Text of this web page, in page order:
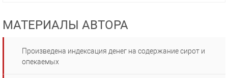
МАТЕРИАЛЫ АВТОРА
Произведена индексация денег на содержание сирот и
опекаемых